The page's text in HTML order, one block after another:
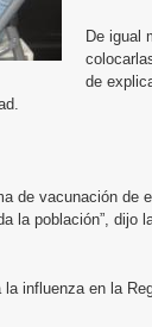
De igual
de
de vacunación de
la población”, dijo
influenza en la